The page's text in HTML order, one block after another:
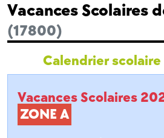
Vacances Scolaires
(17800)
Calendrier scolaire
Vacances Scolaires
ZONE A